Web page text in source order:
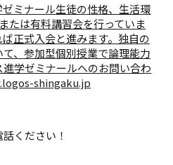
ミナール生徒の性格、生活環
たは有料講習会を行っていま
正式入会と進みます。独自の
、参加型個別授業で論理能力
学ゼミナールへのお問い合わ
shingaku.jp
ください！